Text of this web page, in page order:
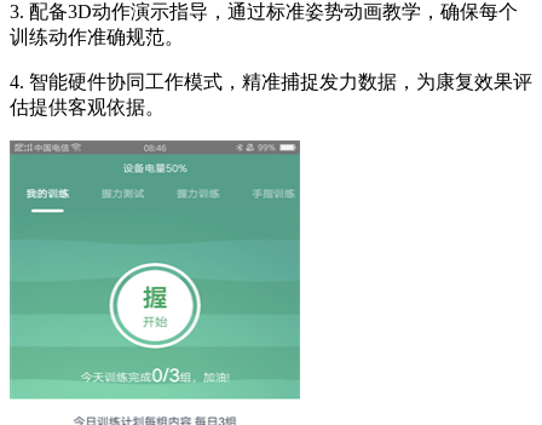
3. 配备3D动作演示指导，通过标准姿势动画教学，确保每个
训练动作准确规范。
4. 智能硬件协同工作模式，精准捕捉发力数据，为康复效果评
估提供客观依据。